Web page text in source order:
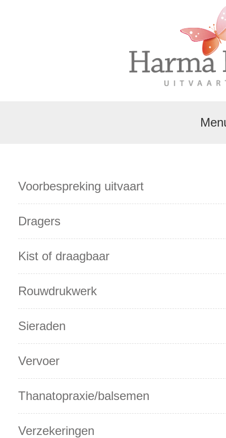
Voorbespreking uitvaart
Dragers
Kist of draagbaar
Rouwdrukwerk
Sieraden
Vervoer
Thanatopraxie/balsemen
Verzekeringen